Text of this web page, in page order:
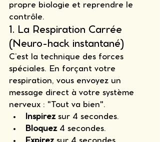
propre biologie et reprendre le
contrôle.
1. La Respiration Carrée
(Neuro-hack instantané)
C’est la technique des forces
spéciales. En forçant votre
respiration, vous envoyez un
message direct à votre système
nerveux : "Tout va bien".
Inspirez sur 4 secondes.
Bloquez 4 secondes.
Expirez sur 4 secondes.